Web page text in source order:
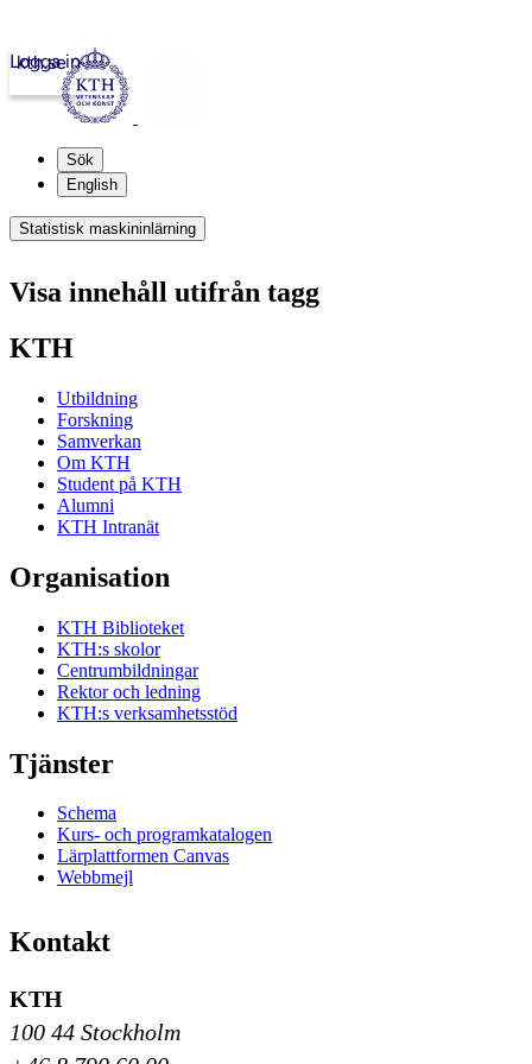
kth.se
Logga in
Sök
English
Statistisk maskininlärning
Visa innehåll utifrån tagg
KTH
Utbildning
Forskning
Samverkan
Om KTH
Student på KTH
Alumni
KTH Intranät
Organisation
KTH Biblioteket
KTH:s skolor
Centrumbildningar
Rektor och ledning
KTH:s verksamhetsstöd
Tjänster
Schema
Kurs- och programkatalogen
Lärplattformen Canvas
Webbmejl
Kontakt
KTH
100 44 Stockholm